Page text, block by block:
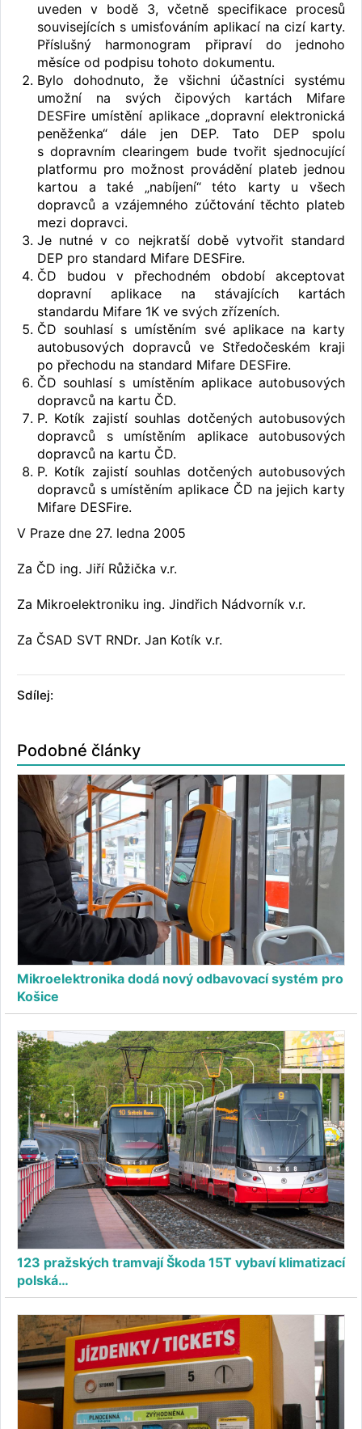
uveden v bodě 3, včetně specifikace procesů
souvisejících s umisťováním aplikací na cizí karty.
Příslušný harmonogram připraví do jednoho
měsíce od podpisu tohoto dokumentu.
Bylo dohodnuto, že všichni účastníci systému
umožní na svých čipových kartách Mifare
DESFire umístění aplikace „dopravní elektronická
peněženka“ dále jen DEP. Tato DEP spolu
s dopravním clearingem bude tvořit sjednocující
platformu pro možnost provádění plateb jednou
kartou a také „nabíjení“ této karty u všech
dopravců a vzájemného zúčtování těchto plateb
mezi dopravci.
Je nutné v co nejkratší době vytvořit standard
DEP pro standard Mifare DESFire.
ČD budou v přechodném období akceptovat
dopravní aplikace na stávajících kartách
standardu Mifare 1K ve svých zřízeních.
ČD souhlasí s umístěním své aplikace na karty
autobusových dopravců ve Středočeském kraji
po přechodu na standard Mifare DESFire.
ČD souhlasí s umístěním aplikace autobusových
dopravců na kartu ČD.
P. Kotík zajistí souhlas dotčených autobusových
dopravců s umístěním aplikace autobusových
dopravců na kartu ČD.
P. Kotík zajistí souhlas dotčených autobusových
dopravců s umístěním aplikace ČD na jejich karty
Mifare DESFire.
V Praze dne 27. ledna 2005
Za ČD ing. Jiří Růžička v.r.
Za Mikroelektroniku ing. Jindřich Nádvorník v.r.
Za ČSAD SVT RNDr. Jan Kotík v.r.
Sdílej:
Podobné články
Mikroelektronika dodá nový odbavovací systém pro
Košice
123 pražských tramvají Škoda 15T vybaví klimatizací
polská…